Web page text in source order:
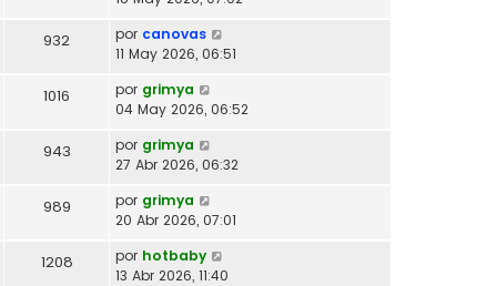
932 por canovas
11 May 2026, 06:51
1016 por grimya
04 May 2026, 06:52
943 por grimya
27 Abr 2026, 06:32
989 por grimya
20 Abr 2026, 07:01
1208 por hotbaby
13 Abr 2026, 11:40